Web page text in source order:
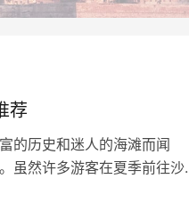
荐
的历史和迷人的海滩而闻
虽然许多游客在夏季前往沙